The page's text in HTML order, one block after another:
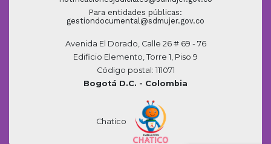
Para notificaciones judiciales:
notificacionesjudiciales@sdmujer.gov.co
Para entidades públicas:
Avenida El Dorado, Calle 26 # 69 - 76
Edificio Elemento, Torre 1, Piso 9
Código postal: 111071
Bogotá D.C. - Colombia